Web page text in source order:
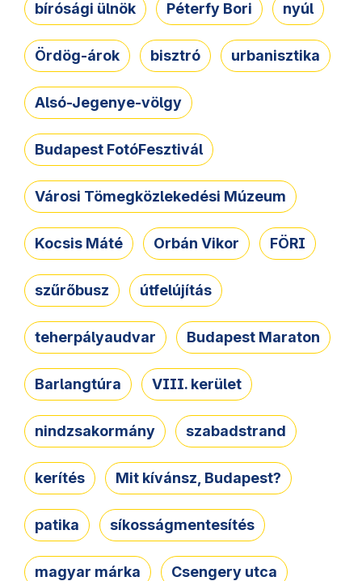
bírósági ülnök Péterfy Bori nyúl
Ördög-árok bisztró urbanisztika
Alsó-Jegenye-völgy
Budapest FotóFesztivál
Városi Tömegközlekedési Múzeum
Kocsis Máté Orbán Vikor FÖRI
szűrőbusz útfelújítás
teherpályaudvar Budapest Maraton
Barlangtúra VIII. kerület
nindzsakormány szabadstrand
kerítés Mit kívánsz, Budapest?
patika síkosságmentesítés
magyar márka Csengery utca